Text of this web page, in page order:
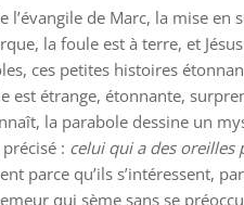
l’évangile de Marc, la mise
la foule est à terre, et
ces petites histoires
est étrange, étonnante,
la parabole dessine un
: celui qui a des oreilles
parce qu’ils s’intéressent,
qui sème sans se